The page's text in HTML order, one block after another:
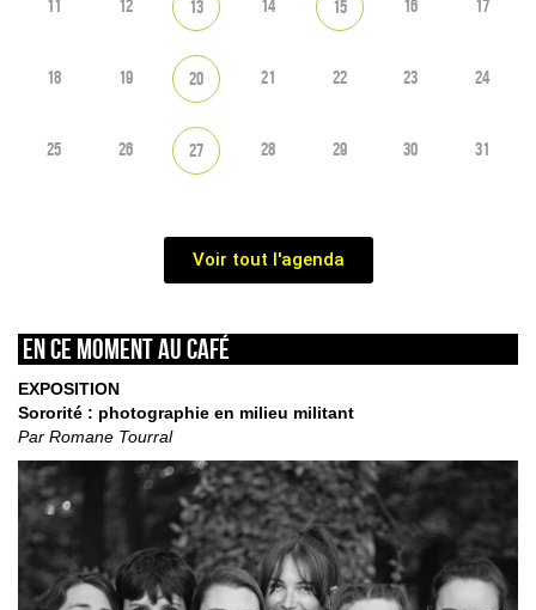
11 12 13 14 15 16 17
18 19 20 21 22 23 24
25 26 27 28 29 30 31
Voir tout l'agenda
En ce moment au café
EXPOSITION
Sororité : photographie en milieu militant
Par Romane Tourral